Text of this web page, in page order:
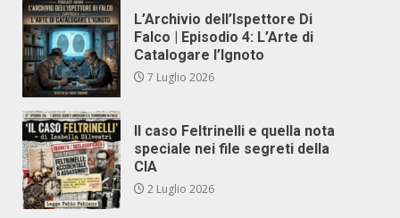
L’Archivio dell’Ispettore Di
Falco | Episodio 4: L’Arte di
Catalogare l’Ignoto
7 Luglio 2026
Il caso Feltrinelli e quella nota
speciale nei file segreti della
CIA
2 Luglio 2026